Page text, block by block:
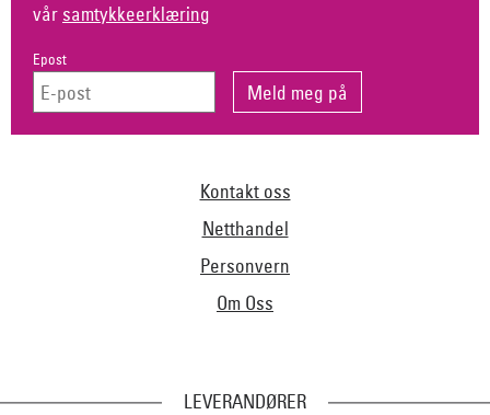
vår samtykkeerklæring
Epost
Kontakt oss
Netthandel
Personvern
Om Oss
LEVERANDØRER